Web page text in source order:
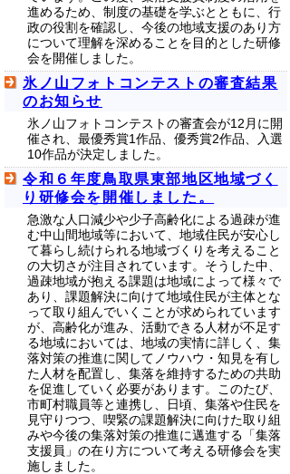
進めるため、制度の基礎を学ぶとともに、行
政の役割を確認し、今後の地域支援のあり方
について理解を深めることを目的とした研修
会を開催しました。
氷ノ山フォトコンテストの審査結果
のお知らせ
氷ノ山フォトコンテストの審査会が12月に開
催され、最優秀賞1作品、優秀賞2作品、入選
10作品が決定しました。
令和６年度鳥取県東部地区地域づく
り研修会を開催しました。
急激な人口減少や少子高齢化による過疎が進
む中山間地域等において、地域住民が安心し
て暮らし続けられる地域づくりを考えること
の大切さが注目されています。そうした中、
過疎地域が抱える課題は地域によって様々で
あり、課題解決に向けて地域住民が主体とな
って取り組んでいくことが求められています
が、高齢化が進み、活動できる人材が不足す
る地域においては、地域の実情に詳しく、集
落対策の推進に関してノウハウ・知見を有し
た人材を配置し、集落を維持するための共助
を促進していく必要があります。このたび、
市町村職員等と連携し、日頃、集落や住民を
見守りつつ、喫緊の課題解決に向けた取り組
みや今後の集落対策の推進に邁進する「集落
支援員」の在り方について考える研修会を実
施しました。